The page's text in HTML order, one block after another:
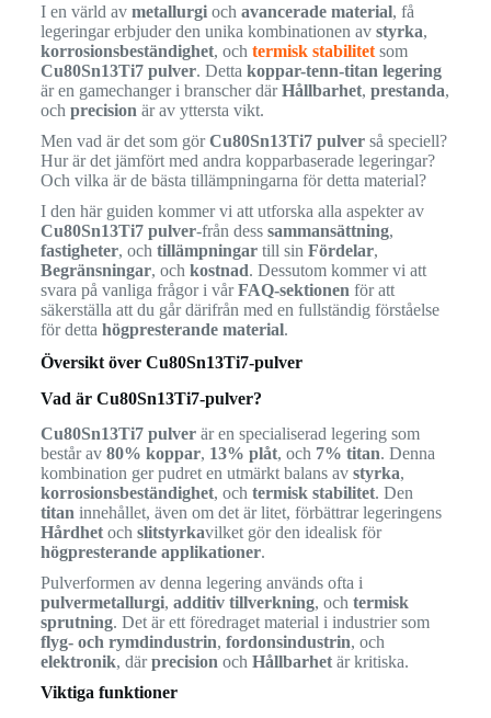
I en värld av metallurgioch avancerade material, få
legeringar erbjuder den unika kombinationen av styrka,
korrosionsbeständighet, och termisk stabilitetsom
Cu80Sn13Ti7 pulver. Detta koppar-tenn-titan legering
är en gamechanger i branscher därHållbarhet, prestanda,
och precision är av yttersta vikt.
Men vad är det som görCu80Sn13Ti7 pulverså speciell?
Hur är det jämfört med andra kopparbaserade legeringar?
Och vilka är de bästa tillämpningarna för detta material?
I den här guiden kommer vi att utforska alla aspekter av
Cu80Sn13Ti7 pulver-från dess sammansättning,
fastigheter, och tillämpningartill sin Fördelar,
Begränsningar, och kostnad. Dessutom kommer vi att
svara på vanliga frågor i vårFAQ-sektionen för att
säkerställa att du går därifrån med en fullständig förståelse
för detta högpresterande material.
Översikt över Cu80Sn13Ti7-pulver
Vad är Cu80Sn13Ti7-pulver?
Cu80Sn13Ti7 pulverär en specialiserad legering som
består av 80% koppar, 13% plåt, och 7% titan. Denna
kombination ger pudret en utmärkt balans av styrka,
korrosionsbeständighet, och termisk stabilitet. Den
titaninnehållet, även om det är litet, förbättrar legeringens
Hårdhetoch slitstyrkavilket gör den idealisk för
högpresterande applikationer.
Pulverformen av denna legering används ofta i
pulvermetallurgi, additiv tillverkning, och termisk
sprutning. Det är ett föredraget material i industrier som
flyg- och rymdindustrin, fordonsindustrin, och
elektronik, därprecisionoch Hållbarhetär kritiska.
Viktiga funktioner